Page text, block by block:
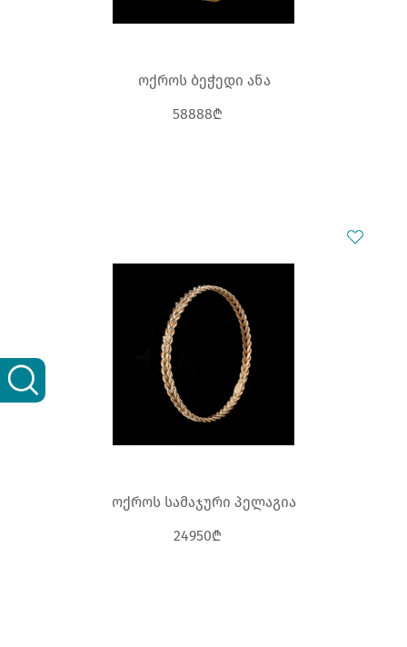
ოქროს ბეჭედი ანა
58888₾
ოქროს სამაჯური პელაგია
24950₾